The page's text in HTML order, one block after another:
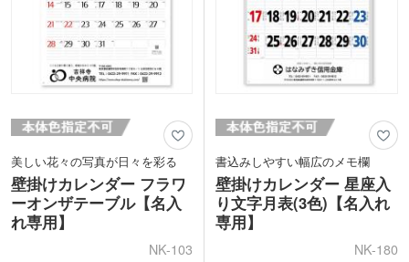
美しい花々の写真が日々を彩る
壁掛けカレンダー フラワ
ーオンザテーブル【名入
れ専用】
NK-103
書込みしやすい幅広のメモ欄
壁掛けカレンダー 星座入
り文字月表(3色)【名入れ
専用】
NK-180